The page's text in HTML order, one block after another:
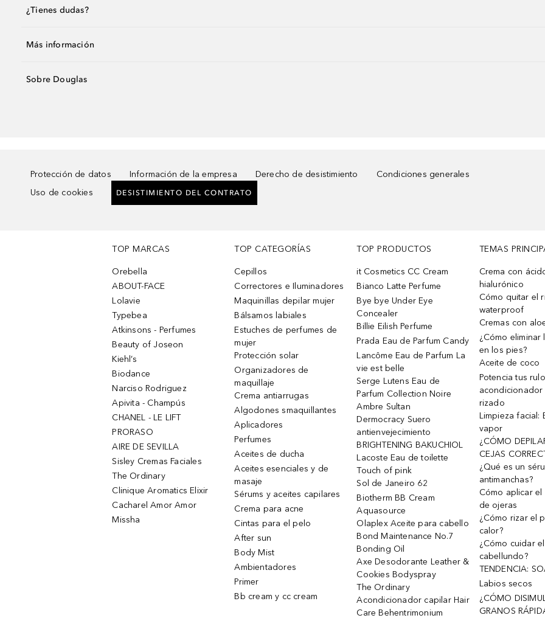
¿Tienes dudas?
Más información
Sobre Douglas
Protección de datos Información de la empresa Derecho de desistimiento
Condiciones generales
Uso de cookies
DESISTIMIENTO DEL CONTRATO
TOP MARCAS
Orebella
ABOUT-FACE
Lolavie
Typebea
Atkinsons - Perfumes
Beauty of Joseon
Kiehl’s
Biodance
Narciso Rodriguez
Apivita - Champús
CHANEL - LE LIFT
PRORASO
AIRE DE SEVILLA
Sisley Cremas Faciales
The Ordinary
Clinique Aromatics Elixir
Cacharel Amor Amor
Missha
TOP CATEGORÍAS
Cepillos
Correctores e Iluminadores
Maquinillas depilar mujer
Bálsamos labiales
Estuches de perfumes de
mujer
Protección solar
Organizadores de
maquillaje
Crema antiarrugas
Algodones smaquillantes
Aplicadores
Perfumes
Aceites de ducha
Aceites esenciales y de
masaje
Sérums y aceites capilares
Crema para acne
Cintas para el pelo
After sun
Body Mist
Ambientadores
Primer
Bb cream y cc cream
TOP PRODUCTOS
it Cosmetics CC Cream
Bianco Latte Perfume
Bye bye Under Eye
Concealer
Billie Eilish Perfume
Prada Eau de Parfum Candy
Lancôme Eau de Parfum La
vie est belle
Serge Lutens Eau de
Parfum Collection Noire
Ambre Sultan
Dermocracy Suero
antienvejecimiento
BRIGHTENING BAKUCHIOL
Lacoste Eau de toilette
Touch of pink
Sol de Janeiro 62
Biotherm BB Cream
Aquasource
Olaplex Aceite para cabello
Bond Maintenance No.7
Bonding Oil
Axe Desodorante Leather &
Cookies Bodyspray
The Ordinary
Acondicionador capilar Hair
Care Behentrimonium
TEMAS
Crema con
hialurónico
Cómo quitar el
waterproof
Cremas con
¿Cómo eliminar
en los pies?
Aceite de coco
Potencia tus
rizado
Limpieza facial:
vapor
¿CÓMO
CEJAS
¿Qué es un
antimanchas?
Cómo aplicar
de ojeras
¿Cómo rizar el
calor?
¿Cómo cuidar
cabellundo?
TENDENCIA:
Labios secos
¿CÓMO
GRANOS